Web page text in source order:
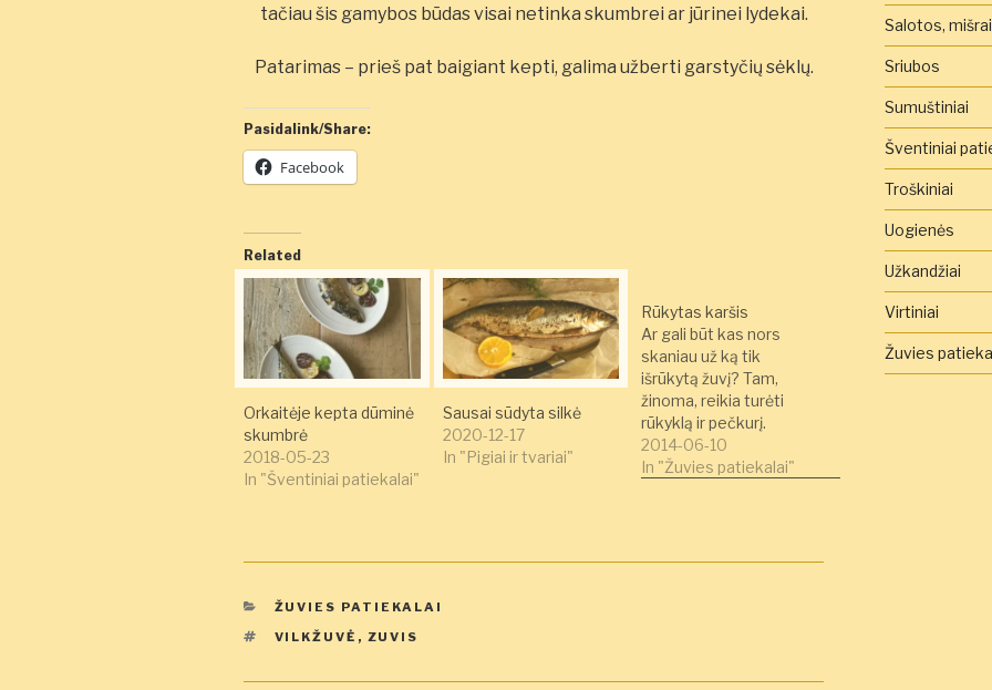
tačiau šis gamybos būdas visai netinka skumbrei ar jūrinei lydekai.
Patarimas – prieš pat baigiant kepti, galima užberti garstyčių sėklų.
Pasidalink/Share:
Facebook
Related
Orkaitėje kepta dūminė
skumbrė
2018-05-23
In "Šventiniai patiekalai"
Sausai sūdyta silkė
2020-12-17
In "Pigiai ir tvariai"
Rūkytas karšis
Ar gali būt kas nors
skaniau už ką tik
išrūkytą žuvį? Tam,
žinoma, reikia turėti
rūkyklą ir pečkurį.
Svarbiausia šiame
patiekale yra šviežia
2014-06-10
In "Žuvies patiekalai"
KATEGORIJOS
ŽUVIES PATIEKALAI
ŽYMOS
VILKŽUVĖ , ZUVIS
Salotos,
Sriubos
Sumuštiniai
Šventiniai
Troškiniai
Uogienės
Užkandžiai
Virtiniai
Žuvies